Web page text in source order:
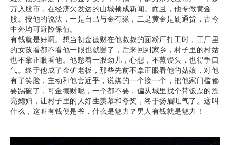
万入股市，在经济欠发达的山城顿成新闻。而且，他专做黄金
股。按他的说法，一是自己与金有缘，二是黄金是硬通货，古今
中外均可避险保值。
有钱就是好啊。想当初金德财在他叔叔的面粉厂打工时，工厂里
的女孩看都不看他一眼也就罢了，后来回到家乡，村子里的村姑
也不拿正眼看他。他憋着一股劲儿，心想，不蒸馒头，也得争口
气。终于他成了金矿老板，那些先前不拿正眼看他的姑娘，对他
有了笑脸，主动和他套近乎，说媒的一个接一个，把他家门槛都
要踢破了，可金德财呢，一个都不要，偏从城里找个带饭票的漂
亮媳妇，让村子里的人好生羡慕和夸奖，终于扬眉吐气了。这叫
什么，这叫有钱便是爷，什么是魅力？男人有钱就是魅力！